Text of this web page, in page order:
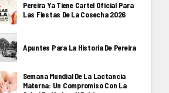
Pereira Ya Tiene Cartel Oficial Para
Las Fiestas De La Cosecha 2026
Apuntes Para La Historia De Pereira
Semana Mundial De La Lactancia
Materna: Un Compromiso Con La